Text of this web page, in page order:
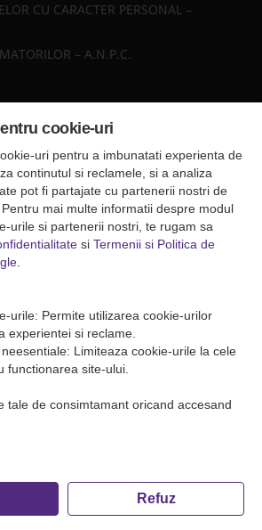
CU CARACTER PERSONAL –
– A.N.P.C.
Romfour )
nr.8, Fălticeni, judeţul Suceava
colete
persone
Romfour-Tur S.R.L. J22/2961/2018
cookie-uri
uri pentru a imbunatati experienta de
continutul si reclamele, si a analiza
pot fi partajate cu partenerii nostri de
mai multe informatii despre modul
urile si partenerii nostri, te rugam sa
si Termenii si Politica de
urile: Permite utilizarea cookie-urilor
experientei si reclame.
Limiteaza cookie-urile la cele
functionarea site-ului.
tale de consimtamant oricand accesand
Refuz